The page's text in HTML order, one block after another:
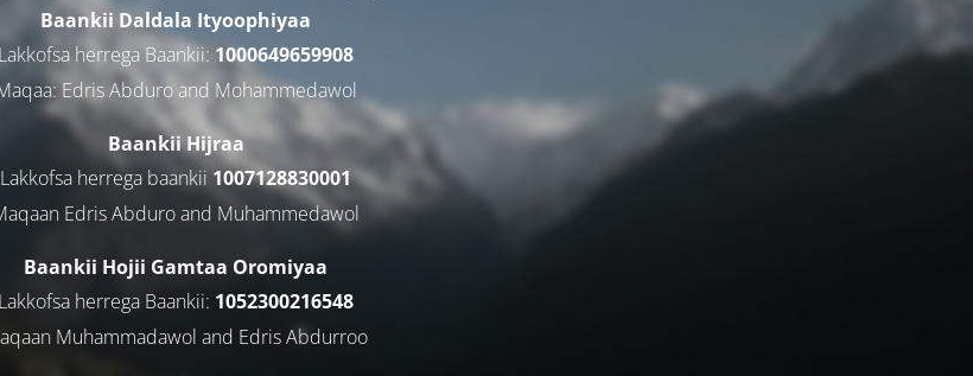
Baankii Daldala Ityoophiyaa
Lakkofsa herrega Baankii: 1000649659908
Edris Abduro and Mohammedawol
Baankii Hijraa
Lakkofsa herrega baankii 1007128830001
Edris Abduro and Muhammedawol
Baankii Hojii Gamtaa Oromiyaa
Lakkofsa herrega Baankii: 1052300216548
Muhammadawol and Edris Abdurroo